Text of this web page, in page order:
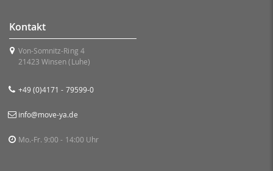
Kontakt
Von-Somnitz-Ring 4
21423 Winsen (Luhe)
+49 (0)4171 - 79599-0
info@move-ya.de
Mo.-Fr. 9:00 - 14:00 Uhr